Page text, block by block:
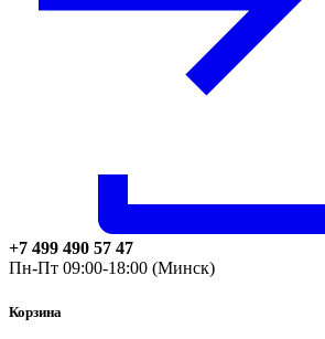
+7 499 490 57 47
Пн-Пт 09:00-18:00 (Минск)
Корзина